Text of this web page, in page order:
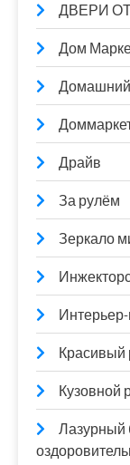
ДВЕРИ ОТ
Дом
Домашний
Драйв
За рулём
Зеркало
Красивый
Кузовной
Лазурный